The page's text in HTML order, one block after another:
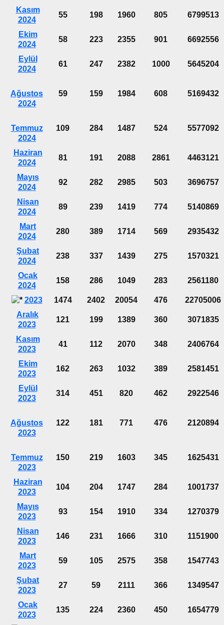
Kasım
2024
55 198 1960 805 6799513
Ekim
2024
58 223 2355 901 6692556
Eylül
2024
61 247 2382 1000 5645204
Ağustos
2024
59 159 1984 608 5169432
Temmuz
2024
109 284 1487 524 5577092
Haziran
2024
81 191 2088 2861 4463121
Mayıs
2024
92 282 2985 503 3696757
Nisan
2024
89 239 1419 774 5140869
Mart
2024
280 389 1714 569 2935432
Şubat
2024
238 337 1439 275 1570321
Ocak
2024
158 286 1049 283 2561180
2023 1474 2402 20054 476
22705006
Aralık
2023
121 199 1389 360 3071835
Kasım
2023
41 112 2070 348 2406764
Ekim
2023
162 263 1032 389 2581451
Eylül
2023
314 451 820 462 2922546
Ağustos
2023
122 181 771 476 2120894
Temmuz
2023
150 219 1603 345 1625431
Haziran
2023
104 204 1747 284 1001737
Mayıs
2023
93 154 1910 334 1270379
Nisan
2023
146 231 1666 310 1151900
Mart
2023
59 105 2575 358 1547743
Şubat
2023
27 59 2111 366 1349547
Ocak
2023
135 224 2360 450 1654779